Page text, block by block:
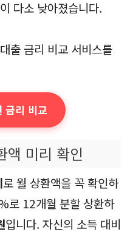
다소 낮아졌습니다.
출 금리 비교 서비스를
금리 비교
액 미리 확인
로 월 상환액을 꼭 확인하
로 12개월 분할 상환하
입니다. 자신의 소득 대비